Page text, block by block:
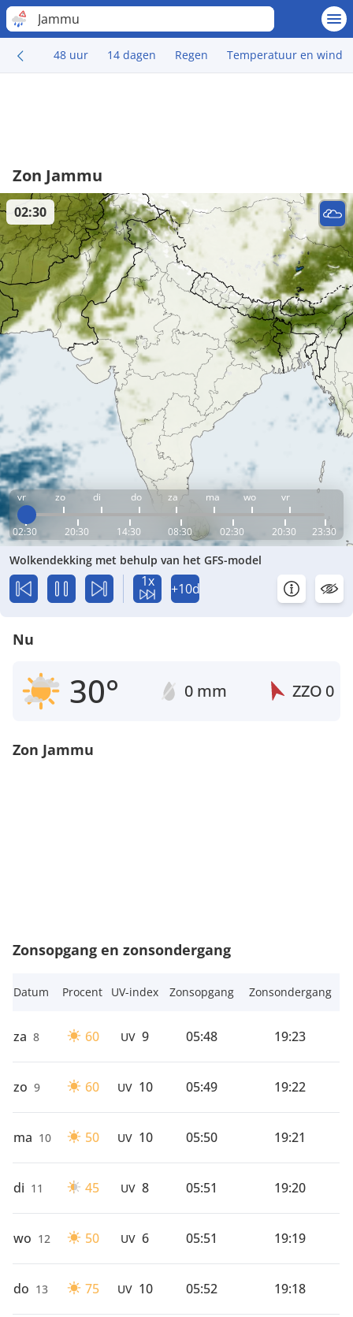
Jammu
48 uur 14 dagen Regen Temperatuur en wind
Zon Jammu
vr zo di do za ma wo vr
02:30 20:30 14:30 08:30 02:30 20:30 23:30
02:30
Wolkendekking met behulp van het GFS-model
1x +10d
Nu
30° 0 mm ZZO 0
Zon Jammu
Zonsopgang en zonsondergang
Datum Procent UV-index Zonsopgang Zonsondergang
za 8 60 UV 9 05:48 19:23
zo 9 60 UV 10 05:49 19:22
ma 10 50 UV 10 05:50 19:21
di 11 45 UV 8 05:51 19:20
wo 12 50 UV 6 05:51 19:19
do 13 75 UV 10 05:52 19:18